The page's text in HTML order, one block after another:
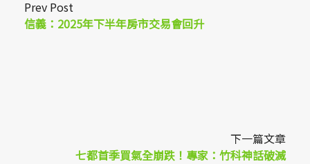
Prev Post
信義：2025年下半年房市交易會回升
下一篇文章
七都首季買氣全崩跌！專家：竹科神話破滅